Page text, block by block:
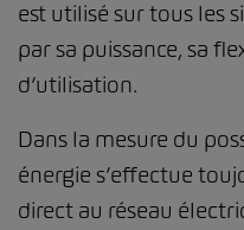
est utilisé sur tous les
par sa puissance, sa
d’utilisation.
Dans la mesure du
énergie s’effectue
direct au réseau